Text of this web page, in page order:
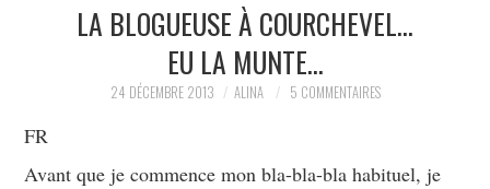
DANS MON BLOG, JE VEUX
PARTAGER MES
TROUVAILLES ET MES
LA BLOGUEUSE À COURCHEVEL…
EU LA MUNTE…
24 DÉCEMBRE 2013 ALINA 5 COMMENTAIRES
FR
Avant que je commence mon bla-bla-bla habituel, je